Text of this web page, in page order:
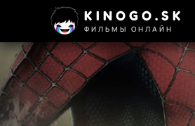
KINOGO.SK
ФИЛЬМЫ ОНЛАЙН